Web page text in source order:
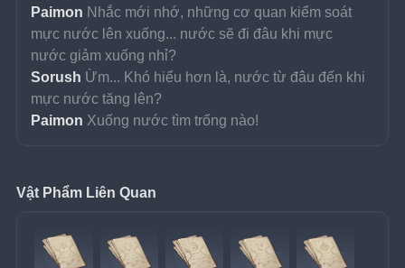
Paimon Nhắc mới nhớ, những cơ quan kiểm soát
mực nước lên xuống... nước sẽ đi đâu khi mực
nước giảm xuống nhỉ?
Sorush Ừm... Khó hiểu hơn là, nước từ đâu đến khi
mực nước tăng lên?
Paimon Xuống nước tìm trống nào!
Vật Phẩm Liên Quan